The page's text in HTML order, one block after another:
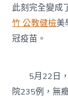
此刻完全變成
竹 公教健檢美
冠疫苗。
5月22日，
院235例，無